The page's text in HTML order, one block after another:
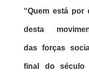
“Quem está por
desta
das forças
final do século